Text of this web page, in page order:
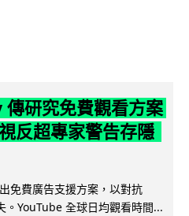
研究免費觀看方案
反超專家警告存隱
免費廣告支援方案，以對抗
。YouTube 全球日均觀看時間...